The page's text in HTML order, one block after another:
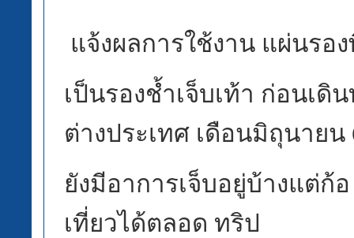
แจ้งผลการใช้งาน แผ่นรอ
เป็นรองช้ำเจ็บเท้า ก่อนเดิ
ต่างประเทศ เดือนมิถุนายน
ยังมีอาการเจ็บอยู่บ้างแต่ก้
เที่ยวได้ตลอด ทริป